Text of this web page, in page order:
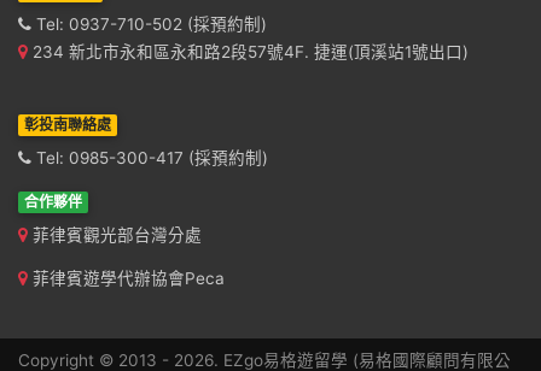
Tel: 0937-710-502 (採預約制)
234 新北市永和區永和路2段57號4F. 捷運(頂溪站1號出口)
彰投南聯絡處
Tel: 0985-300-417 (採預約制)
合作夥伴
菲律賓觀光部台灣分處
菲律賓遊學代辦協會Peca
Copyright © 2013 - 2026. EZgo易格遊留學 (易格國際顧問有限公